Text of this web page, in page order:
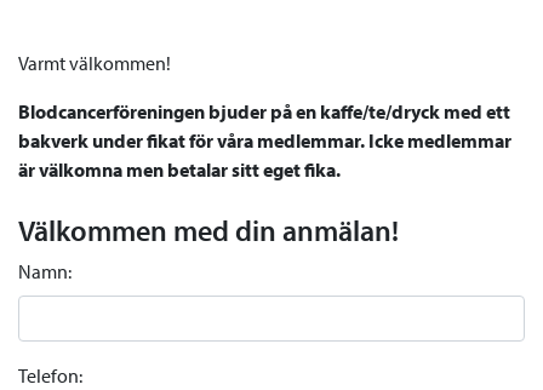
Varmt välkommen!
Blodcancerföreningen bjuder på en kaffe/te/dryck med ett
bakverk under fikat för våra medlemmar. Icke medlemmar
är välkomna men betalar sitt eget fika.
Välkommen med din anmälan!
Namn:
Telefon: